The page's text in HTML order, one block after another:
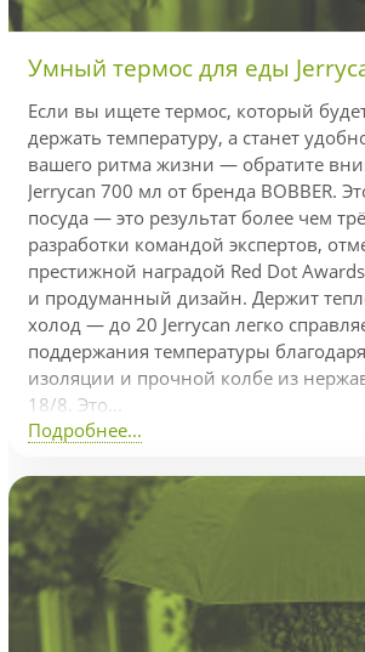
Умный термос для еды
Если вы ищете термос, который
держать температуру, а станет
вашего ритма жизни — обратите
Jerrycan 700 мл от бренда BOBBER.
посуда — это результат более чем
разработки командой экспертов,
престижной наградой Red Dot
и продуманный дизайн. Держит
холод — до 20 Jerrycan легко
поддержания температуры
изоляции и прочной колбе из
18/8. Это...
Подробнее...